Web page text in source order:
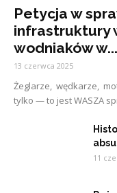
Petycja w
infrastruktury
wodniaków w...
13 czerwca 2025
Żeglarze, wędkarze,
tylko — to jest WASZA
11